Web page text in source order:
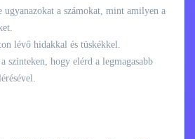
ugyanazokat a számokat, mint amilyen a
lévő hidakkal és tüskékkel.
szinteken, hogy elérd a legmagasabb